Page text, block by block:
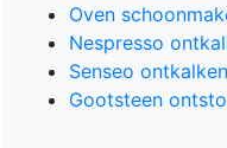
Oven
Nespresso
Senseo ontkalken
Gootsteen